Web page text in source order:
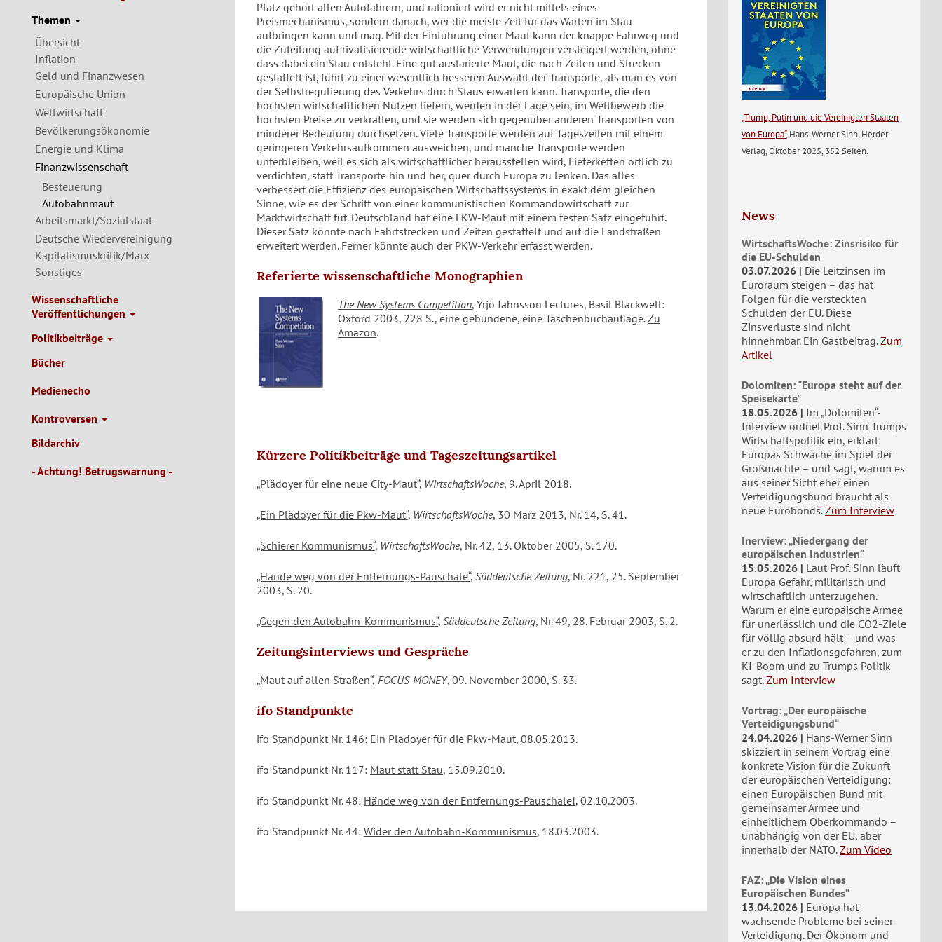
Themen
Übersicht
Inflation
Geld und Finanzwesen
Europäische Union
Weltwirtschaft
Bevölkerungsökonomie
Energie und Klima
Finanzwissenschaft
Besteuerung
Autobahnmaut
Arbeitsmarkt/Sozialstaat
Deutsche Wiedervereinigung
Kapitalismuskritik/Marx
Sonstiges
Wissenschaftliche
Veröffentlichungen
Politikbeiträge
Bücher
Medienecho
Kontroversen
Bildarchiv
- Achtung! Betrugswarnung -
Platz gehört allen Autofahrern, und rationiert wird er nicht mittels eines
Preismechanismus, sondern danach, wer die meiste Zeit für das Warten im Stau
aufbringen kann und mag. Mit der Einführung einer Maut kann der knappe Fahrweg und
die Zuteilung auf rivalisierende wirtschaftliche Verwendungen versteigert werden, ohne
dass dabei ein Stau entsteht. Eine gut austarierte Maut, die nach Zeiten und Strecken
gestaffelt ist, führt zu einer wesentlich besseren Auswahl der Transporte, als man es von
der Selbstregulierung des Verkehrs durch Staus erwarten kann. Transporte, die den
höchsten wirtschaftlichen Nutzen liefern, werden in der Lage sein, im Wettbewerb die
höchsten Preise zu verkraften, und sie werden sich gegenüber anderen Transporten von
minderer Bedeutung durchsetzen. Viele Transporte werden auf Tageszeiten mit einem
geringeren Verkehrsaufkommen ausweichen, und manche Transporte werden
unterbleiben, weil es sich als wirtschaftlicher herausstellen wird, Lieferketten örtlich zu
verdichten, statt Transporte hin und her, quer durch Europa zu lenken. Das alles
verbessert die Effizienz des europäischen Wirtschaftssystems in exakt dem gleichen
Sinne, wie es der Schritt von einer kommunistischen Kommandowirtschaft zur
Marktwirtschaft tut. Deutschland hat eine LKW-Maut mit einem festen Satz eingeführt.
Dieser Satz könnte nach Fahrtstrecken und Zeiten gestaffelt und auf die Landstraßen
erweitert werden. Ferner könnte auch der PKW-Verkehr erfasst werden.
Referierte wissenschaftliche Monographien
The New Systems Competition, Yrjö Jahnsson Lectures, Basil Blackwell:
Oxford 2003, 228 S., eine gebundene, eine Taschenbuchauflage.Zu
Amazon.
Kürzere Politikbeiträge und Tageszeitungsartikel
„Plädoyer für eine neue City-Maut“, WirtschaftsWoche, 9. April 2018.
„Ein Plädoyer für die Pkw-Maut“, WirtschaftsWoche, 30 März 2013, Nr. 14, S. 41.
„Schierer Kommunismus“, WirtschaftsWoche, Nr. 42, 13. Oktober 2005, S. 170.
„Hände weg von der Entfernungs-Pauschale“, Süddeutsche Zeitung, Nr. 221, 25. September
2003, S. 20.
„Gegen den Autobahn-Kommunismus“, Süddeutsche Zeitung, Nr. 49, 28. Februar 2003, S. 2.
Zeitungsinterviews und Gespräche
„Maut auf allen Straßen“, FOCUS-MONEY, 09. November 2000, S. 33.
ifo Standpunkte
ifo Standpunkt Nr. 146: Ein Plädoyer für die Pkw-Maut, 08.05.2013.
ifo Standpunkt Nr. 117: Maut statt Stau, 15.09.2010.
ifo Standpunkt Nr. 48: Hände weg von der Entfernungs-Pauschale!, 02.10.2003.
ifo Standpunkt Nr. 44: Wider den Autobahn-Kommunismus, 18.03.2003.
„Trump, Putin und die Vereinigten Staaten
von Europa“, Hans-Werner Sinn, Herder
Verlag, Oktober 2025, 352 Seiten.
News
WirtschaftsWoche: Zinsrisiko für
die EU-Schulden
03.07.2026
Die Leitzinsen im
Euroraum steigen – das hat
Folgen für die versteckten
Schulden der EU. Diese
Zinsverluste sind nicht
hinnehmbar. Ein Gastbeitrag. Zum
Artikel
Dolomiten: "Europa steht auf der
Speisekarte"
18.05.2026
Im „Dolomiten“-
Interview ordnet Prof. Sinn Trumps
Wirtschaftspolitik ein, erklärt
Europas Schwäche im Spiel der
Großmächte – und sagt, warum es
aus seiner Sicht eher einen
Verteidigungsbund braucht als
neue Eurobonds. Zum Interview
Inerview: „Niedergang der
europäischen Industrien“
15.05.2026
Laut Prof. Sinn läuft
Europa Gefahr, militärisch und
wirtschaftlich unterzugehen.
Warum er eine europäische Armee
für unerlässlich und die CO2-Ziele
für völlig absurd hält – und was
er zu den Inflationsgefahren, zum
KI-Boom und zu Trumps Politik
sagt. Zum Interview
Vortrag: „Der europäische
Verteidigungsbund“
24.04.2026
Hans-Werner Sinn
skizziert in seinem Vortrag eine
konkrete Vision für die Zukunft
der europäischen Verteidigung:
einen Europäischen Bund mit
gemeinsamer Armee und
einheitlichem Oberkommando –
unabhängig von der EU, aber
innerhalb der NATO. Zum Video
FAZ: „Die Vision eines
Europäischen Bundes“
13.04.2026
Europa hat
wachsende Probleme bei seiner
Verteidigung. Der Ökonom und